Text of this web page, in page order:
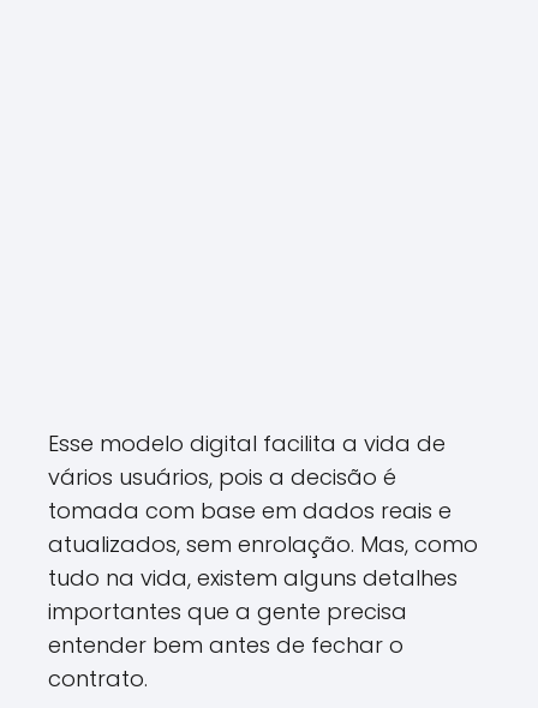
Esse modelo digital facilita a vida de
vários usuários, pois a decisão é
tomada com base em dados reais e
atualizados, sem enrolação. Mas, como
tudo na vida, existem alguns detalhes
importantes que a gente precisa
entender bem antes de fechar o
contrato.